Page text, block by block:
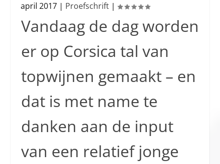
april 2017 | Proefschrift |
Vandaag de dag worden
er op Corsica tal van
topwijnen gemaakt – en
dat is met name te
danken aan de input
van een relatief jonge